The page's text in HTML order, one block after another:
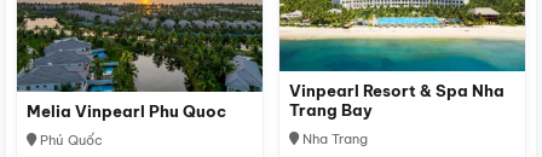
Melia Vinpearl Phu Quoc
Phú Quốc
Vinpearl Resort & Spa Nha
Trang Bay
Nha Trang